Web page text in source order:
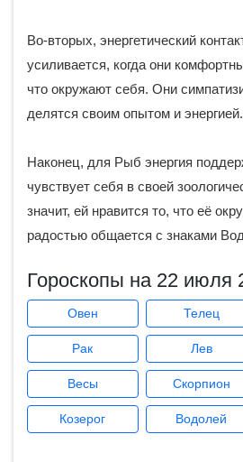
Во-вторых, энергетический
усиливается, когда они
что окружают себя. Они
делятся своим опытом и энергией.
Наконец, для Рыб энергия
чувствует себя в своей
значит, ей нравится то, что её
радостью общается с знаками
Гороскопы на 22 июля
Овен Телец
Рак Лев
Весы Скорпион
Козерог Водолей